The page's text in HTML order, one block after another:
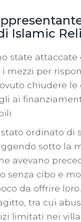
Islamic
state
mezzi per
chiudere le
ai
ordinato
sotto la
avevano
senza cibo e
da offrire
tra cui
limitati nei